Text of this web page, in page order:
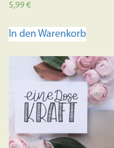
5,99€
In den Warenkorb